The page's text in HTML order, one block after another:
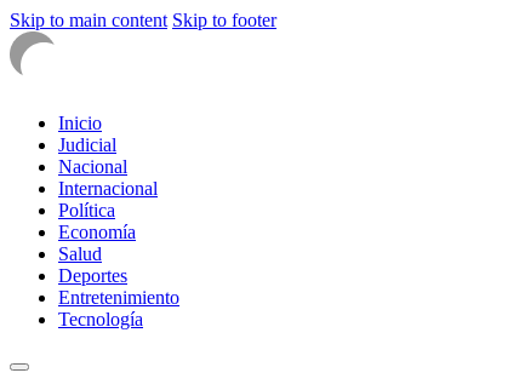
Skip to main content Skip to footer
Inicio
Judicial
Nacional
Internacional
Política
Economía
Salud
Deportes
Entretenimiento
Tecnología